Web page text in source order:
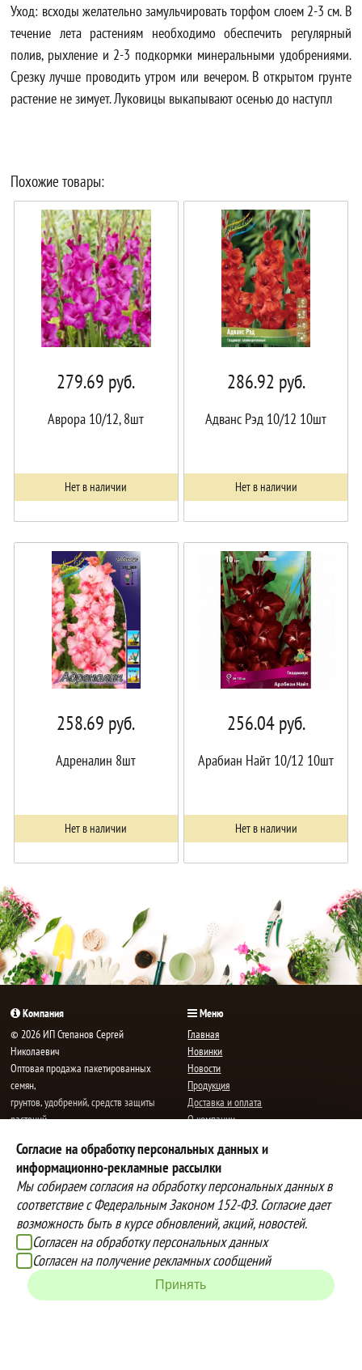
Уход: всходы желательно замульчировать торфом слоем 2-3 см. В
течение лета растениям необходимо обеспечить регулярный
полив, рыхление и 2-3 подкормки минеральными удобрениями.
Срезку лучше проводить утром или вечером. В открытом грунте
растение не зимует. Луковицы выкапывают осенью до наступл
Похожие товары:
279.69 руб.
Аврора 10/12, 8шт
Нет в наличии
286.92 руб.
Адванс Рэд 10/12 10шт
Нет в наличии
258.69 руб.
Адреналин 8шт
Нет в наличии
256.04руб.
Арабиан Найт 10/12 10шт
Нет в наличии
Согласие на обработку персональных данных и
информационно-рекламные рассылки
Мы собираем согласия на обработку персональных данных в
соответствие с Федеральным Законом 152-ФЗ. Согласие дает
возможность быть в курсе обновлений, акций, новостей.
Согласен на обработку персональных данных
Согласен на получение рекламных сообщений
Принять
Компания
© 2026 ИП Степанов Сергей
Николаевич
Oптовая продажа пакетированных
семян,
грунтов, удобрений, средств защиты
растений.
E-mail:mail@semenauspeha.ru
Телефон: +7 (8352) 28-80-34
Адрес: г. Чебоксары, пр. Мира 76 А
Меню
Главная
Новинки
Новости
Продукция
Доставка и оплата
О компании
Контакты
Способы оплаты
Вы можете оплатить покупки
наличными при получении товара,
либо выбрать другой способ оплаты
Доставка
Наша компания осуществляет
бесплатную
доставку до терминалов транспортных